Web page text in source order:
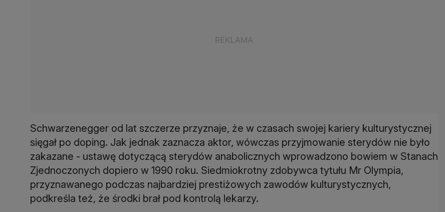
Schwarzenegger od lat szczerze przyznaje, że w czasach swojej kariery kulturystycznej
sięgał po doping. Jak jednak zaznacza aktor, wówczas przyjmowanie sterydów nie było
zakazane - ustawę dotyczącą sterydów anabolicznych wprowadzono bowiem w Stanach
Zjednoczonych dopiero w 1990 roku. Siedmiokrotny zdobywca tytułu Mr Olympia,
przyznawanego podczas najbardziej prestiżowych zawodów kulturystycznych,
podkreśla też, że środki brał pod kontrolą lekarzy.